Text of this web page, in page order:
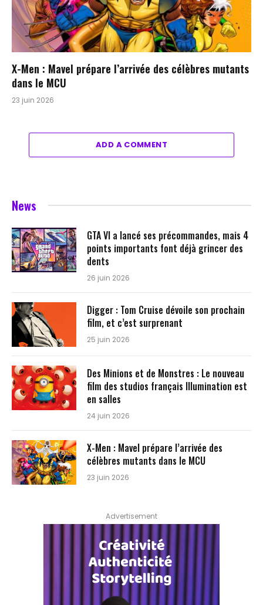
X-Men : Mavel prépare l’arrivée des célèbres mutants
dans le MCU
23 juin 2026
ADD A COMMENT
News
GTA VI a lancé ses précommandes, mais 4
points importants font déjà grincer des
dents
26 juin 2026
Digger : Tom Cruise dévoile son prochain
film, et c’est surprenant
25 juin 2026
Des Minions et de Monstres : Le nouveau
film des studios français Illumination est
en salles
24 juin 2026
X-Men : Mavel prépare l’arrivée des
célèbres mutants dans le MCU
23 juin 2026
Advertisement